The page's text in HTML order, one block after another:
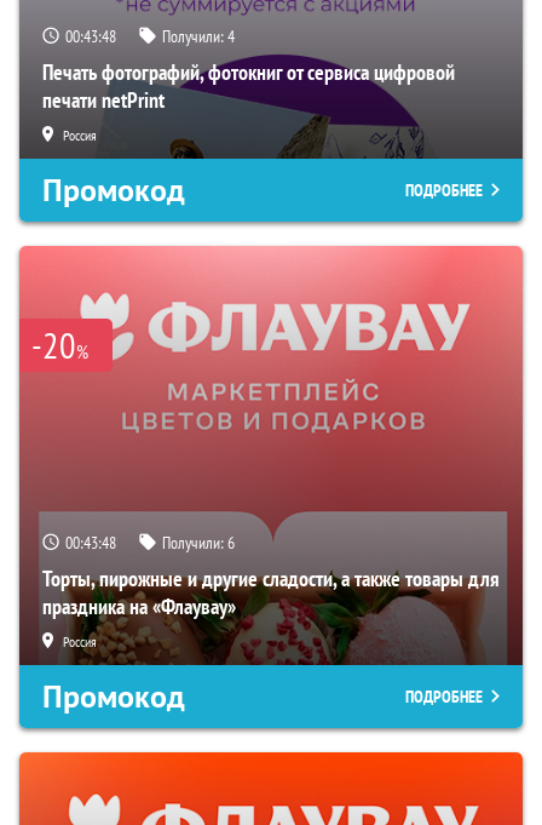
00:43:47 Получили:4
Печать фотографий, фотокниг от сервиса цифровой
печати netPrint
Россия
Промокод ПОДРОБНЕЕ
-20%
00:43:47 Получили:6
Торты, пирожные и другие сладости, а также товары для
праздника на «Флаувау»
Россия
Промокод ПОДРОБНЕЕ